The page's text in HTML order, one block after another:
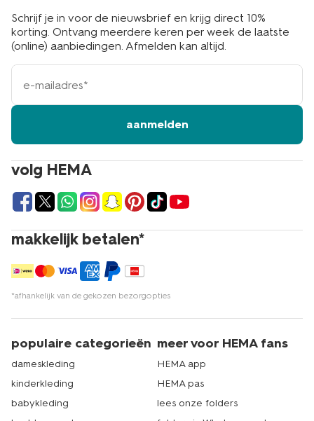
volg HEMA
makkelijk betalen*
*afhankelijk van de gekozen bezorgopties
Schrijf je in voor de nieuwsbrief en krijg direct 10%
korting. Ontvang meerdere keren per week de laatste
(online) aanbiedingen. Afmelden kan altijd.
e-
mailadres
aanmelden
populaire categorieën
dameskleding
kinderkleding
babykleding
meer voor HEMA fans
HEMA app
HEMA pas
lees onze folders